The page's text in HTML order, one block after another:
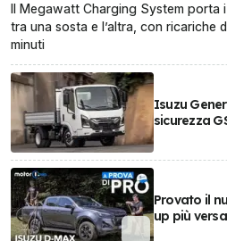
Il Megawatt Charging System porta
tra una sosta e l’altra, con ricariche
minuti
Isuzu
sicurezza
Provato il
up più